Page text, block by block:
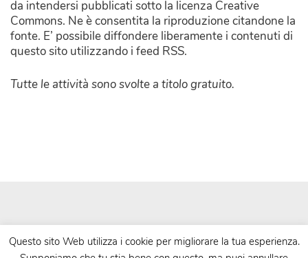
da intendersi pubblicati sotto la licenza Creative
Commons. Ne è consentita la riproduzione citandone la
fonte. E’ possibile diffondere liberamente i contenuti di
questo sito utilizzando i feed RSS.
Tutte le attività sono svolte a titolo gratuito.
Questo sito Web utilizza i cookie per migliorare la tua esperienza.